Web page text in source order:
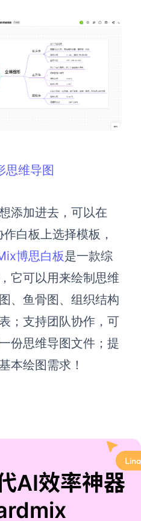
思维导图
添加进去，可以在
白板上选择模板，
博思白板是一款综
它可以用来绘制思维
、鱼骨图、组织结构
；支持团队协作，可
份思维导图文件；提
本绘图需求！
AI效率神器